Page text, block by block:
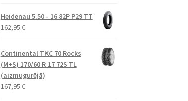
Heidenau 5.50 - 16 82P P29 TT
162,95 €
Continental TKC 70 Rocks
(M+S) 170/60 R 17 72S TL
(aizmugurējā)
167,95 €